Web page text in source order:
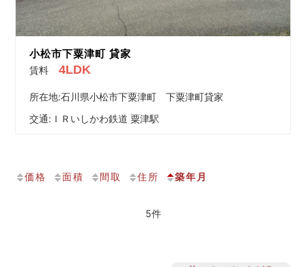
小松市下粟津町 貸家
賃料 4LDK
所在地:石川県小松市下粟津町 下粟津町貸家
交通: ＩＲいしかわ鉄道 粟津駅
価格 面積 間取 住所 築年月
5件